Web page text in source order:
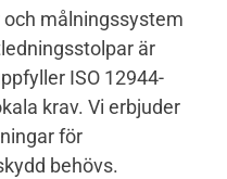
målningssystem
är
ISO 12944-
krav. Vi erbjuder
för
behövs.